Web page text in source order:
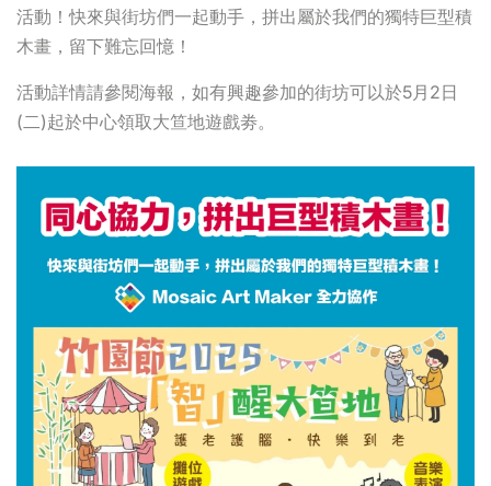
活動！快來與街坊們一起動手，拼出屬於我們的獨特巨型積
木畫，留下難忘回憶！
活動詳情請參閱海報，如有興趣參加的街坊可以於5月2日
(二)起於中心領取大笪地遊戲劵。